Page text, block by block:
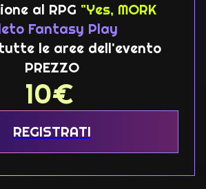
al RPG "Yes, MORK
Fantasy Play
le aree dell'evento
PREZZO
10€
REGISTRATI